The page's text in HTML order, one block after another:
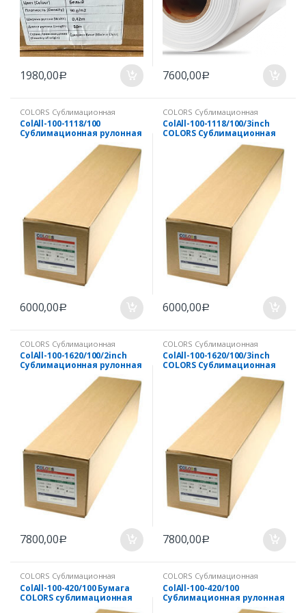
1980,00Р 7600,00Р
COLORS Сублимационная
рулонная бумага (бумага
термотрансферная для струйной
печати)
ColAll-100-1118/100
Сублимационная рулонная
бумага, пл.100г/квм,
1118мм х 100м, диаметр
втулки 2 дюйма, Корея
6000,00Р
COLORS Сублимационная
рулонная бумага (бумага
термотрансферная для струйной
печати)
ColAll-100-1118/100/3inch
COLORS Сублимационная
бумага, пл.100г/квм,
1118мм х 100м, 3 дюйма
6000,00Р
COLORS Сублимационная
рулонная бумага (бумага
термотрансферная для струйной
печати)
ColAll-100-1620/100/2inch
Сублимационная рулонная
бумага, пл.100г/квм,
1620мм х 100м, диаметр
втулки 2 дюйма, Корея
7800,00Р
COLORS Сублимационная
рулонная бумага (бумага
термотрансферная для струйной
печати)
ColAll-100-1620/100/3inch
COLORS Сублимационная
бумага, пл.100г/квм,
1620мм х 100м, 3 дюйма
7800,00Р
COLORS Сублимационная
рулонная бумага (бумага
термотрансферная для струйной
печати)
ColAll-100-420/100 Бумага
COLORS сублимационная
100г/м2, 420мм*100м, 3
COLORS Сублимационная
рулонная бумага (бумага
термотрансферная для струйной
печати)
ColAll-100-420/100
Сублимационная рулонная
бумага, пл.100г/квм, 420мм